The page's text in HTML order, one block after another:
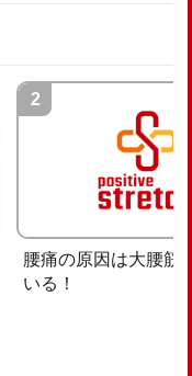
腰痛の原因は大腰筋
いる！